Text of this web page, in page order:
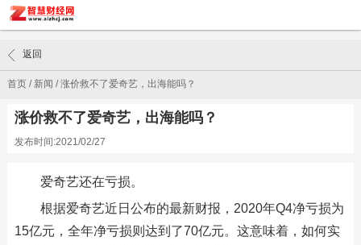
首页/ 新闻 /涨价救不了爱奇艺，出海能吗？
返回
涨价救不了爱奇艺，出海能吗？
发布时间:2021/02/27
爱奇艺还在亏损。
根据爱奇艺近日公布的最新财报，2020年Q4净亏损为
15亿元，全年净亏损则达到了70亿元。这意味着，如何实